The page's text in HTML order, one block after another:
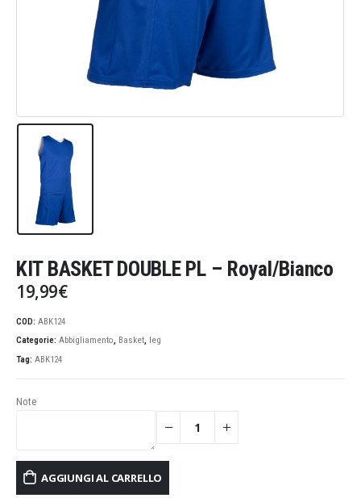
KIT BASKET DOUBLE PL – Royal/Bianco
19,99€
COD: ABK124
Categorie: Abbigliamento, Basket, leg
Tag: ABK124
Note
AGGIUNGI AL CARRELLO